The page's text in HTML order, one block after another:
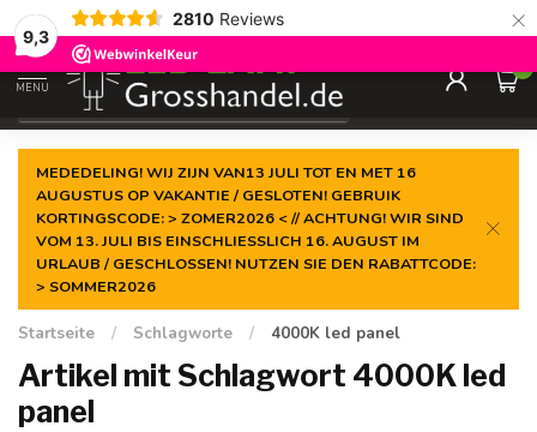
9,3
2810 Reviews ×
Garantiert derniedrigste Preis
MENU
0
MEDEDELING! WIJ ZIJN VAN13 JULI TOT EN MET 16
AUGUSTUS OP VAKANTIE / GESLOTEN! GEBRUIK
KORTINGSCODE: > ZOMER2026 < // ACHTUNG! WIR SIND
VOM 13. JULI BIS EINSCHLIESSLICH 16. AUGUST IM
URLAUB / GESCHLOSSEN! NUTZEN SIE DEN RABATTCODE:
> SOMMER2026
Startseite / Schlagworte / 4000K led panel
Artikel mit Schlagwort 4000K led
panel